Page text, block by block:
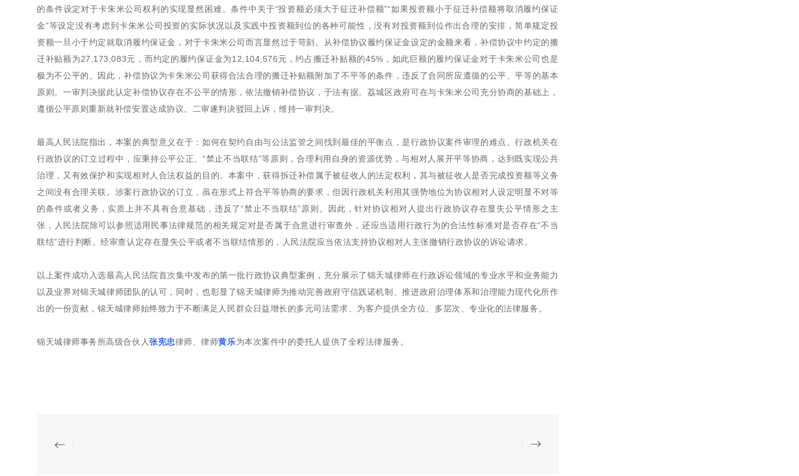
的条件设定对于卡朱米公司权利的实现显然困难。条件中关于“投资额必须大于征迁补偿额”“如果投资额小于征迁补偿额将取消履约保证
金”等设定没有考虑到卡朱米公司投资的实际状况以及实践中投资额到位的各种可能性，没有对投资额到位作出合理的安排，简单规定投
资额一旦小于约定就取消履约保证金，对于卡朱米公司而言显然过于苛刻。从补偿协议履约保证金设定的金额来看，补偿协议中约定的搬
迁补贴额为27,173,083元，而约定的履约保证金为12,104,576元，约占搬迁补贴额的45%，如此巨额的履约保证金对于卡朱米公司也是
极为不公平的。因此，补偿协议为卡朱米公司获得合法合理的搬迁补贴额附加了不平等的条件，违反了合同所应遵循的公平、平等的基本
原则。一审判决据此认定补偿协议存在不公平的情形，依法撤销补偿协议，于法有据。荔城区政府可在与卡朱米公司充分协商的基础上，
遵循公平原则重新就补偿安置达成协议。二审遂判决驳回上诉，维持一审判决。
最高人民法院指出，本案的典型意义在于：如何在契约自由与公法监管之间找到最佳的平衡点，是行政协议案件审理的难点。行政机关在
行政协议的订立过程中，应秉持公平公正、“禁止不当联结”等原则，合理利用自身的资源优势，与相对人展开平等协商，达到既实现公共
治理，又有效保护和实现相对人合法权益的目的。本案中，获得拆迁补偿属于被征收人的法定权利，其与被征收人是否完成投资额等义务
之间没有合理关联。涉案行政协议的订立，虽在形式上符合平等协商的要求，但因行政机关利用其强势地位为协议相对人设定明显不对等
的条件或者义务，实质上并不具有合意基础，违反了“禁止不当联结”原则。因此，针对协议相对人提出行政协议存在显失公平情形之主
张，人民法院除可以参照适用民事法律规范的相关规定对是否属于合意进行审查外，还应当适用行政行为的合法性标准对是否存在“不当
联结”进行判断。经审查认定存在显失公平或者不当联结情形的，人民法院应当依法支持协议相对人主张撤销行政协议的诉讼请求。
以上案件成功入选最高人民法院首次集中发布的第一批行政协议典型案例，充分展示了锦天城律师在行政诉讼领域的专业水平和业务能力
以及业界对锦天城律师团队的认可，同时，也彰显了锦天城律师为推动完善政府守信践诺机制、推进政府治理体系和治理能力现代化所作
出的一份贡献，锦天城律师始终致力于不断满足人民群众日益增长的多元司法需求、为客户提供全方位、多层次、专业化的法律服务。
锦天城律师事务所高级合伙人张宪忠律师、律师黄乐为本次案件中的委托人提供了全程法律服务。